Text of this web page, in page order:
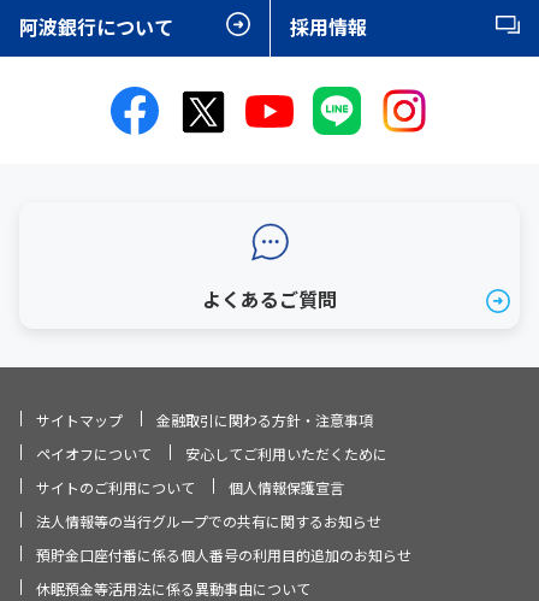
阿波銀行について 採用情報
よくあるご質問
サイトマップ
金融取引に関わる方針・注意事項
ペイオフについて
安心してご利用いただくために
サイトのご利用について
個人情報保護宣言
法人情報等の当行グループでの共有に関するお知らせ
預貯金口座付番に係る個人番号の利用目的追加のお知らせ
休眠預金等活用法に係る異動事由について